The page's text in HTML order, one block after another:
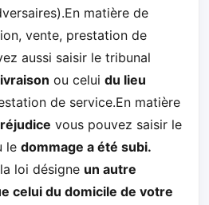
matière de
vente, prestation de
aussi saisir le tribunal
ou celui du lieu
de service.En matière
vous pouvez saisir le
le dommage a été subi.
loi désigne un autre
celui du domicile de votre